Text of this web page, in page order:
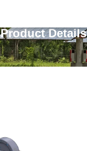
Product Details